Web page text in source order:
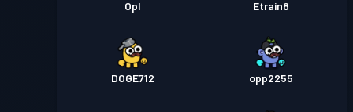
Opl Etrain8
DOGE712 opp2255